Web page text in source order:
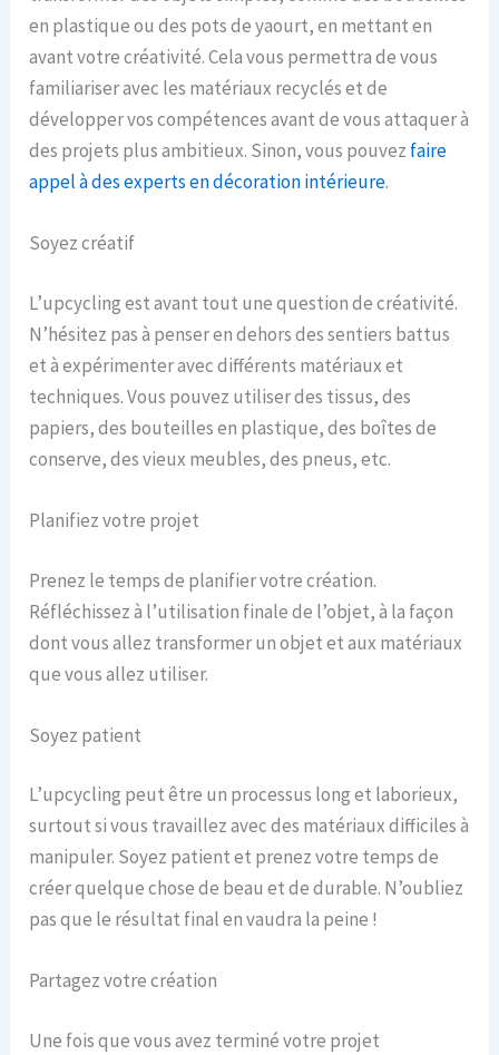
en plastique ou des pots de yaourt, en mettant en
avant votre créativité. Cela vous permettra de vous
familiariser avec les matériaux recyclés et de
développer vos compétences avant de vous attaquer à
des projets plus ambitieux. Sinon, vous pouvez faire
appel à des experts en décoration intérieure.
Soyez créatif
L’upcycling est avant tout une question de créativité.
N’hésitez pas à penser en dehors des sentiers battus
et à expérimenter avec différents matériaux et
techniques. Vous pouvez utiliser des tissus, des
papiers, des bouteilles en plastique, des boîtes de
conserve, des vieux meubles, des pneus, etc.
Planifiez votre projet
Prenez le temps de planifier votre création.
Réfléchissez à l’utilisation finale de l’objet, à la façon
dont vous allez transformer un objet et aux matériaux
que vous allez utiliser.
Soyez patient
L’upcycling peut être un processus long et laborieux,
surtout si vous travaillez avec des matériaux difficiles à
manipuler. Soyez patient et prenez votre temps de
créer quelque chose de beau et de durable. N’oubliez
pas que le résultat final en vaudra la peine !
Partagez votre création
Une fois que vous avez terminé votre projet